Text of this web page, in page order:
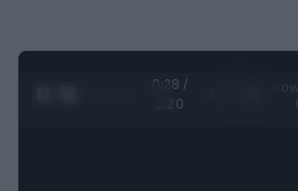
0:28 /
1:20